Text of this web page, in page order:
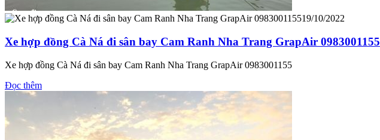
19/10/2022
Xe hợp đồng Cà Ná đi sân bay Cam Ranh Nha Trang GrapAir 0983001155
Xe hợp đồng Cà Ná đi sân bay Cam Ranh Nha Trang GrapAir 0983001155
Đọc thêm